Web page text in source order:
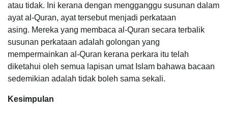
atau tidak. Ini kerana dengan mengganggu susunan dalam
ayat al-Quran, ayat tersebut menjadi perkataan
asing. Mereka yang membaca al-Quran secara terbalik
susunan perkataan adalah golongan yang
mempermainkan al-Quran kerana perkara itu telah
diketahui oleh semua lapisan umat Islam bahawa bacaan
sedemikian adalah tidak boleh sama sekali.
Kesimpulan